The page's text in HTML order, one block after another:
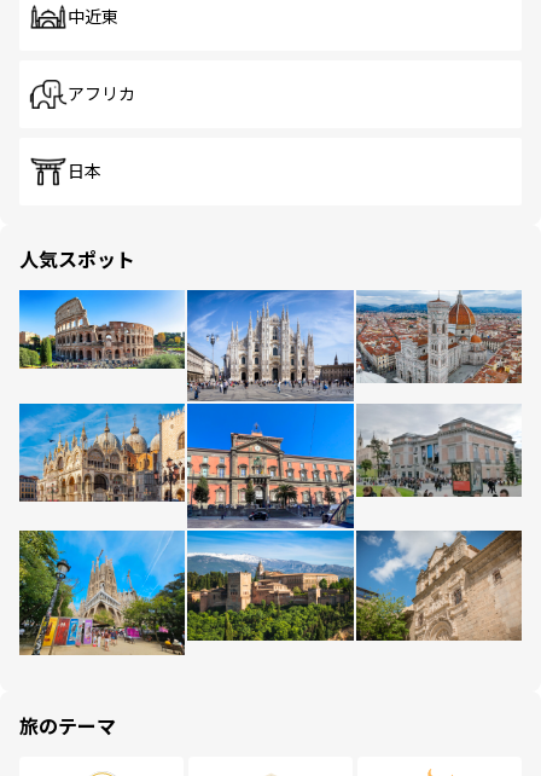
中近東
アフリカ
日本
人気スポット
旅のテーマ